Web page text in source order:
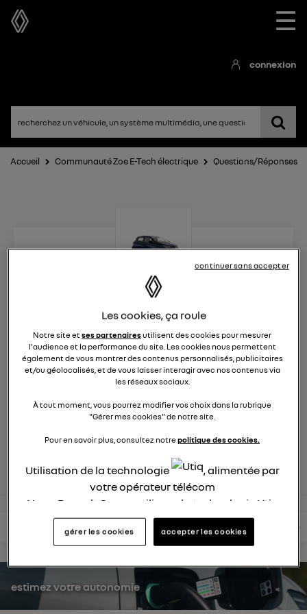
☰
connexion
Accueil Communauté Zoe E-Tech électrique Questions/Réponses
Zoe E-Tech électrique
électriques RENAULT
9269membres
la voiture citadine électrique qui ne change rien à votre
quotidien et ça change tout
posez une question
rejoignez
lire les questions lire les articles consultez votre notice
estimez votre autonomie
Les cookies, ça roule
Notre site etses partenairesutilisent des cookies pour mesurer
l'audience et la performance du site. Les cookies nous permettent
également de vous montrer des contenus personnalisés, publicitaires
et/ou géolocalisés, et de vous laisser interagir avec nos contenus via
les réseaux sociaux.
À tout moment, vous pourrez modifier vos choix dans la rubrique
"Gérer mes cookies" de notre site.
Pour en savoir plus, consultez notrepolitique des cookies.
Utilisation de la technologie
, alimentée par
votre opérateur télécom
Nous, Renault Group, utilisons la technologie Utiq
pour nos activités digitales (telles que décrites
dans cette notice de consentement) et liées à
utilisez une connexion internet fournie parun
opérateur télécom participantet que vous
consentez sur chaque site).
gérer les cookies accepter les cookies
continuer sans accepter